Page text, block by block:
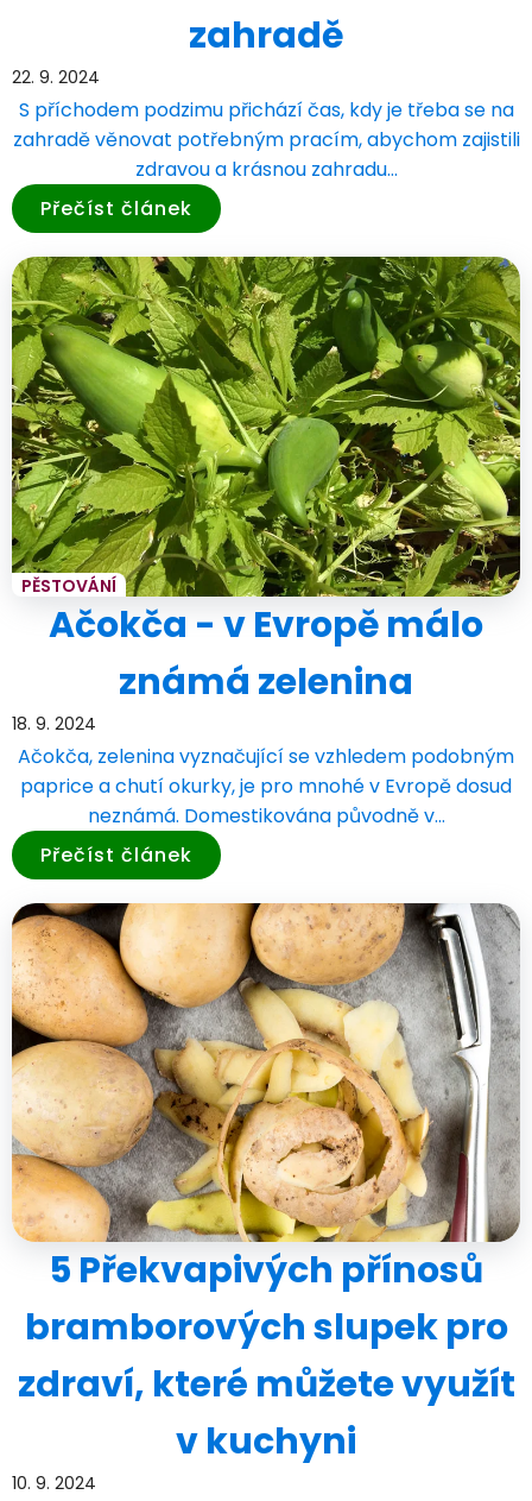
zahradě
22. 9. 2024
S příchodem podzimu přichází čas, kdy je třeba se na
zahradě věnovat potřebným pracím, abychom zajistili
zdravou a krásnou zahradu…
Přečíst článek
PĚSTOVÁNÍ
Ačokča - v Evropě málo
známá zelenina
18. 9. 2024
Ačokča, zelenina vyznačující se vzhledem podobným
paprice a chutí okurky, je pro mnohé v Evropě dosud
neznámá. Domestikována původně v…
Přečíst článek
5 Překvapivých přínosů
bramborových slupek pro
zdraví, které můžete využít
v kuchyni
10. 9. 2024